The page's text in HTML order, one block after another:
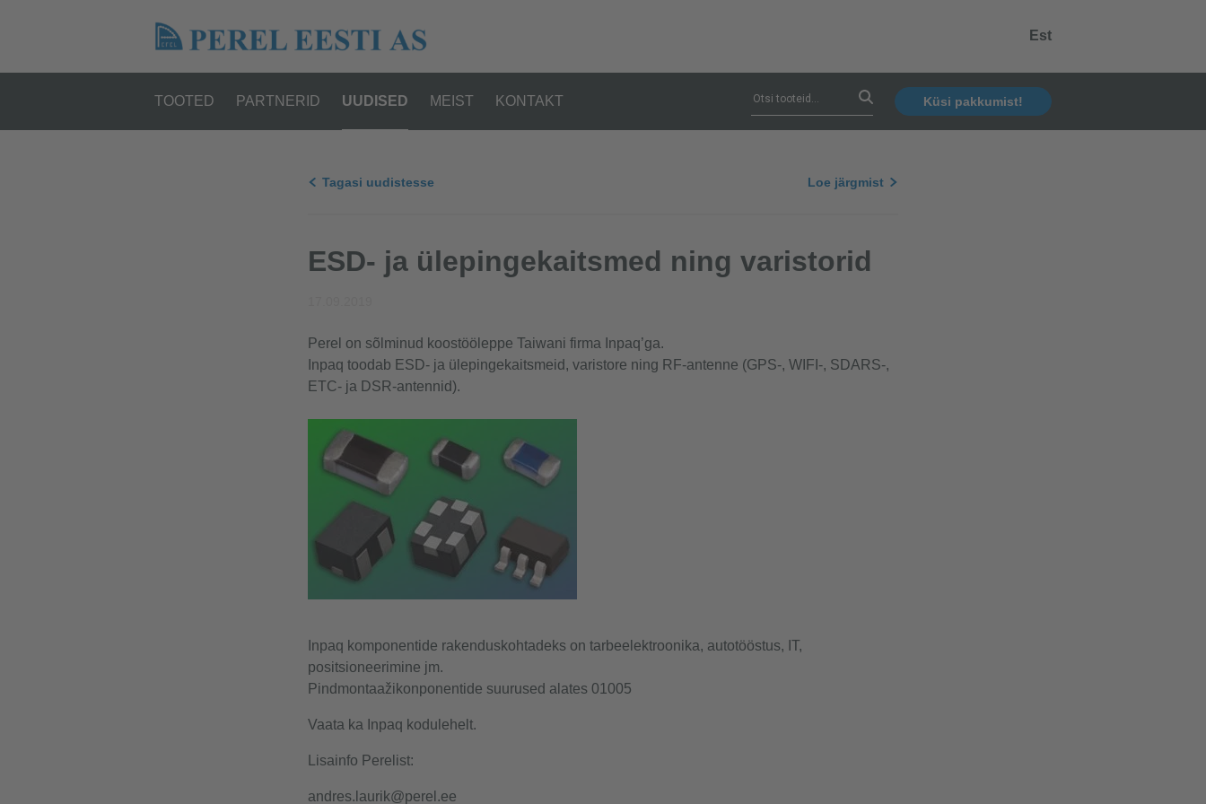
Est
TOOTED PARTNERID UUDISED MEIST KONTAKT Küsi pakkumist!
Tagasi uudistesse Loe järgmist
ESD- ja ülepingekaitsmed ning varistorid
Perel on sõlminud koostööleppe Taiwani firma Inpaq’ga.
Inpaq toodab ESD- ja ülepingekaitsmeid, varistore ning RF-antenne (GPS-, WIFI-, SDARS-,
ETC- ja DSR-antennid).
Inpaq komponentide rakenduskohtadeks on tarbeelektroonika, autotööstus, IT,
positsioneerimine jm.
Pindmontaažikonponentide suurused alates 01005
Vaata ka Inpaq kodulehelt.
Lisainfo Perelist:
andres.laurik@perel.ee